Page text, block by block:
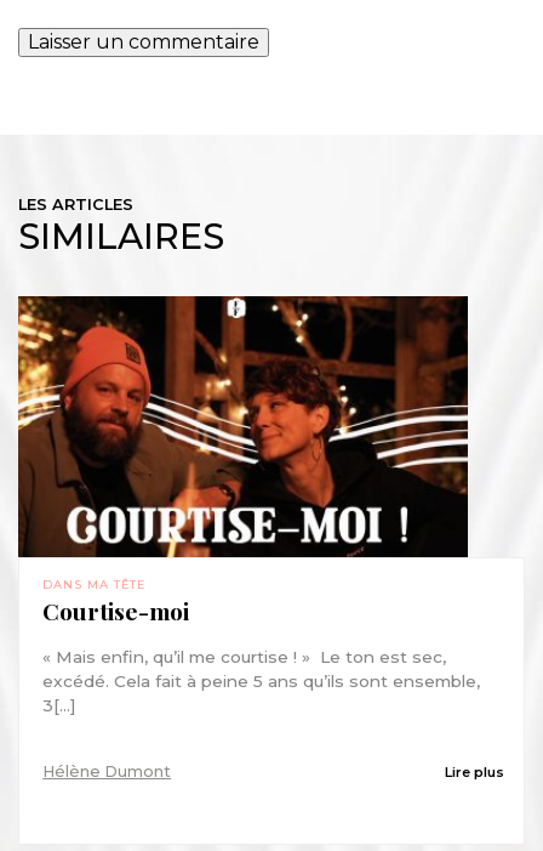
LES ARTICLES
SIMILAIRES
DANS MA TÊTE
Courtise-moi
« Mais enfin, qu’il me courtise ! » Le ton est sec,
excédé. Cela fait à peine 5 ans qu’ils sont ensemble,
3[...]
Hélène Dumont Lire plus